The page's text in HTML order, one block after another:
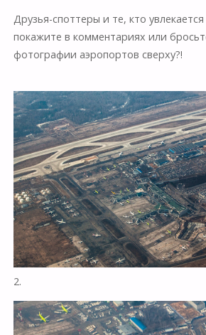
Друзья-споттеры и те, кто
покажите в комментариях или
фотографии аэропортов сверху?!
2.